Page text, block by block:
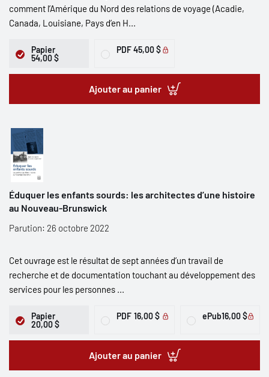
comment l’Amérique du Nord des relations de voyage (Acadie,
Canada, Louisiane, Pays d’en H...
Papier
54,00 $
PDF45,00 $
Ajouter au panier
Éduquer les enfants sourds: les architectes d’une histoire
au Nouveau-Brunswick
Parution: 26 octobre 2022
Cet ouvrage est le résultat de sept années d’un travail de
recherche et de documentation touchant au développement des
services pour les personnes ...
Papier
20,00 $
PDF 16,00 $ ePub16,00 $
Ajouter au panier